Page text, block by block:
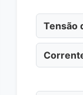
Tensão